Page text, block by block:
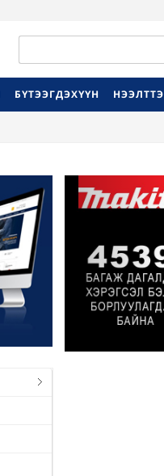
БҮТЭЭГДЭХҮҮН